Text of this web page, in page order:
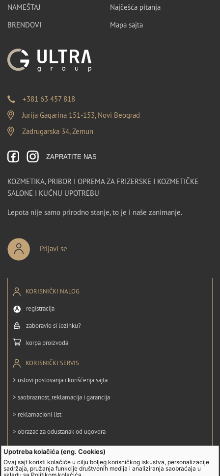
Upotreba kolačića (eng. Cookies)
Ovaj sajt koristi kolačiće u cilju boljeg korisničkog iskustva, personalizacije
sadržaja, pružanja funkcije društvenih medija i analiziranja saobraćaja u
NAMEŠTAJ
BRENDOVI
Najčešća pitanja
Mapa sajta
+381 63 457 818
Jurija Gagarina 151-153, Novi Beograd
Zadrugarska 34, Zemun
ZAPRATITE NAS
KOZMETIKA, PRIBOR I OPREMA ZA FRIZERSKE I KOZMETIČKE
SALONE I KUĆNU UPOTREBU
Lepota nije samo prirodno stanje, to je i naše zanimanje.
Prijavi se
KORISNIČKI NALOG
registracija
zaboravio si lozinku?
korpa proizvoda
KORISNIČKI SERVIS
> uslovi poslovanja i korišćenja sajta
> saobraznost, reklamacija i garancija
> reklamacioni list
> obrazac za odustanak od ugovora
> politika privatnosti
> politika kolačića